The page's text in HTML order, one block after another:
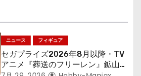
ニュース フィギュア
セガプライズ2026年8月以降・TV
アニメ『葬送のフリーレン』鉱山で